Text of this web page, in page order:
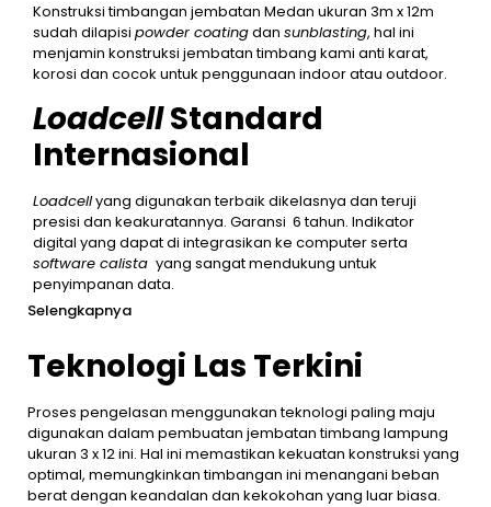
Konstruksi timbangan jembatan Medan ukuran 3m x 12m
sudah dilapisi powder coatingdan sunblasting, hal ini
menjamin konstruksi jembatan timbang kami anti karat,
korosi dan cocok untuk penggunaan indoor atau outdoor.
LoadcellStandard
Internasional
Loadcellyang digunakan terbaik dikelasnya dan teruji
presisi dan keakuratannya. Garansi 6 tahun. Indikator
digital yang dapat di integrasikan ke computer serta
software calista yang sangat mendukung untuk
penyimpanan data.
Selengkapnya
Teknologi Las Terkini
Proses pengelasan menggunakan teknologi paling maju
digunakan dalam pembuatan jembatan timbang lampung
ukuran 3 x 12 ini. Hal ini memastikan kekuatan konstruksi yang
optimal, memungkinkan timbangan ini menangani beban
berat dengan keandalan dan kekokohan yang luar biasa.